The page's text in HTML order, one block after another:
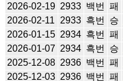
2026-02-19 2933 백번 패
2026-02-11
2933 흑번 승
2026-01-15 2934 흑번 패
2026-01-07 2934 흑번 승
2025-12-08 2936 백번 패
2025-12-03 2936 백번 패